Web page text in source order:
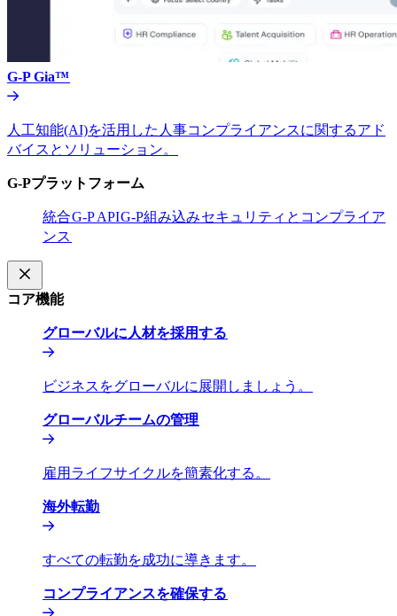
G-P Gia™​​
人工知能(AI)を活用した人事コンプライアンスに関するアド
バイスとソリューション。​​
G-Pプラットフォーム​​
統合​​G-P API​​G-P組み込み​​セキュリティとコンプライア
ンス​​
コア機能​​
グローバルに人材を採用する​​
ビジネスをグローバルに展開しましょう。​​
グローバルチームの管理​​
雇用ライフサイクルを簡素化する。​​
海外転勤​​
すべての転勤を成功に導きます。​​
コンプライアンスを確保する​​